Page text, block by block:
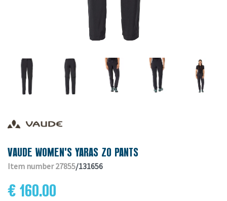
VAUDE WOMEN'S YARAS ZO PANTS
Item number 27855/131656
€ 160.00